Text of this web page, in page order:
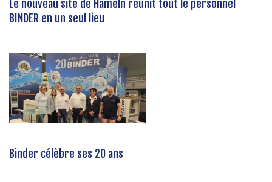
Le nouveau site de Hameln réunit tout le personnel
BINDER en un seul lieu
Binder célèbre ses 20 ans